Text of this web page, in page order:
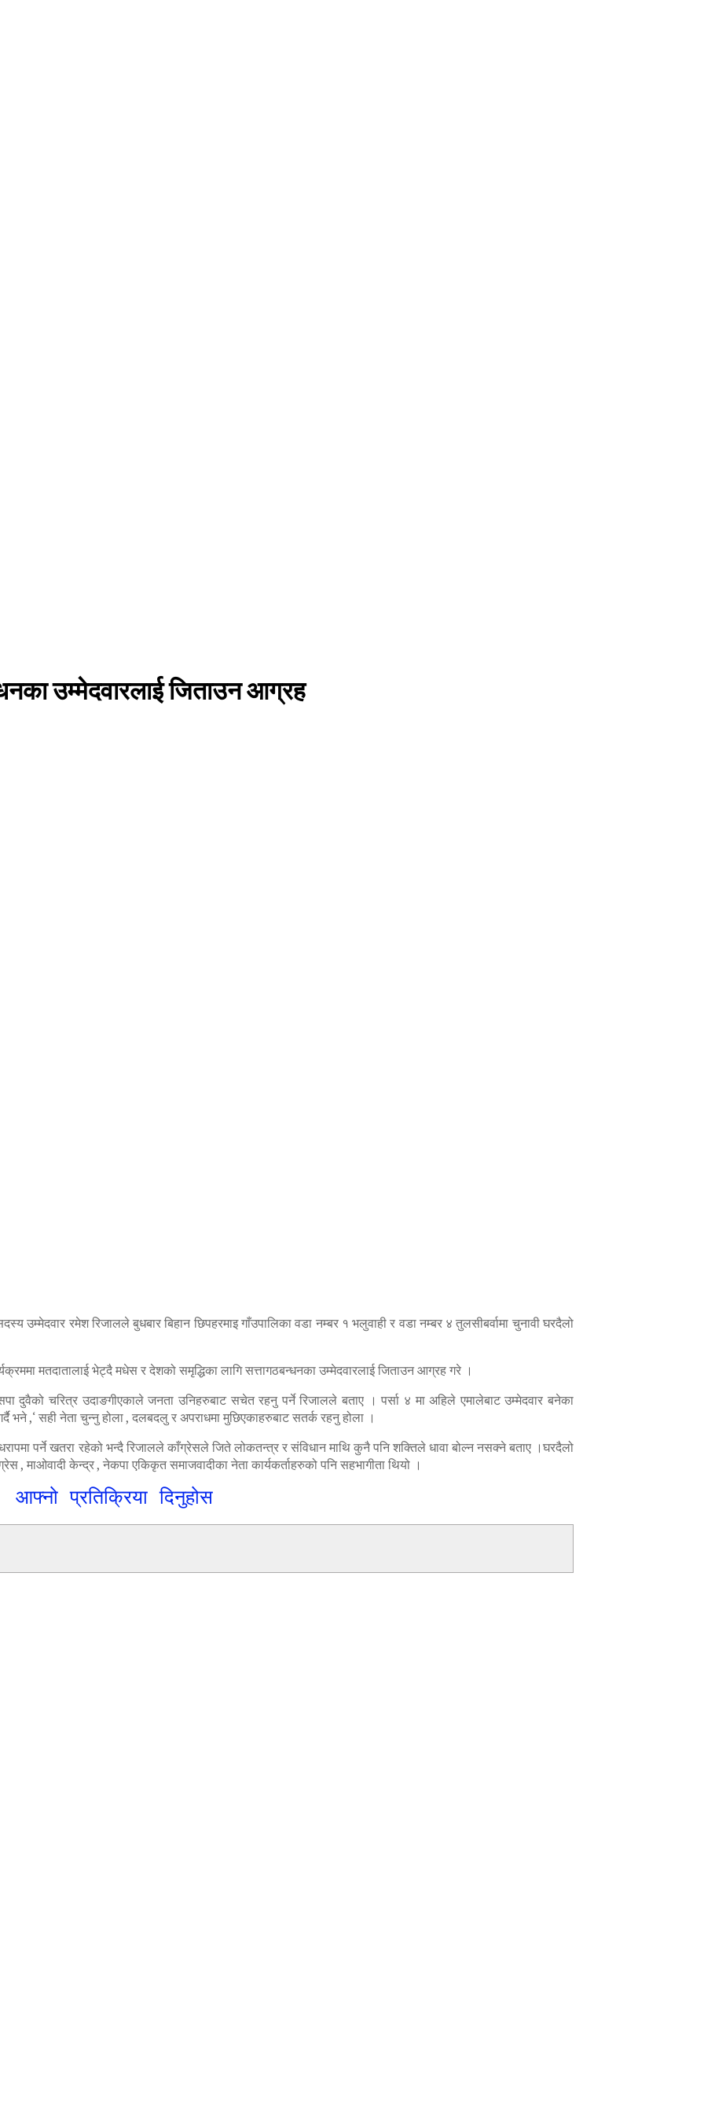
उम्मेदवारलाई जिताउन आग्रह
उम्मेदवार रमेश रिजालले बुधबार बिहान छिपहरमाइ गाँउपालिका वडा नम्बर १ भलुवाही र वडा नम्बर ४ तुलसीबर्वामा चुनावी घरदैलो
मतदातालाई भेट्दै मधेस र देशको समृद्धिका लागि सत्तागठबन्धनका उम्मेदवारलाई जिताउन आग्रह गरे ।
दुवैको चरित्र उदाङगीएकाले जनता उनिहरुबाट सचेत रहनु पर्ने रिजालले बताए । पर्सा ४ मा अहिले एमालेबाट उम्मेदवार बनेका
भने ,‘ सही नेता चुन्नु होला , दलबदलु र अपराधमा मुछिएकाहरुबाट सतर्क रहनु होला ।
पर्ने खतरा रहेको भन्दै रिजालले काँग्रेसले जिते लोकतन्त्र र संविधान माथि कुनै पनि शक्तिले धावा बोल्न नसक्ने बताए ।घरदैलो
, माओवादी केन्द्र , नेकपा एकिकृत समाजवादीका नेता कार्यकर्ताहरुको पनि सहभागीता थियो ।
आफ्नो प्रतिक्रिया दिनुहोस